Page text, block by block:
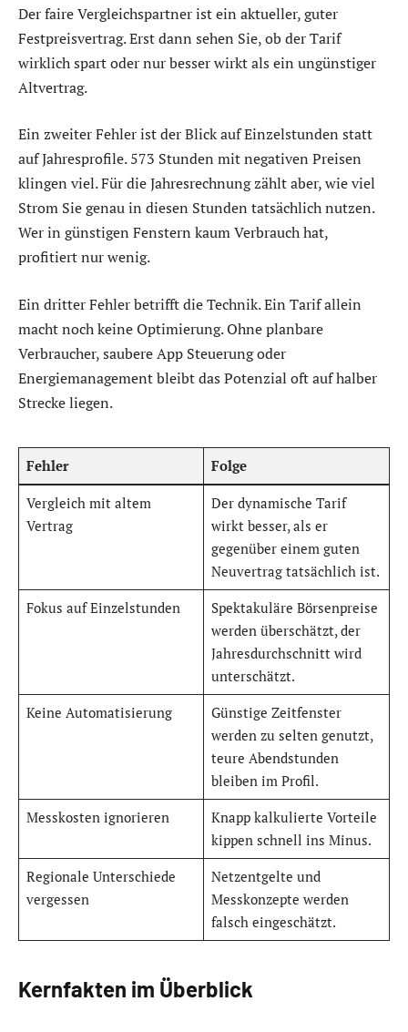
Der faire Vergleichspartner ist ein aktueller, guter
Festpreisvertrag. Erst dann sehen Sie, ob der Tarif
wirklich spart oder nur besser wirkt als ein ungünstiger
Altvertrag.
Ein zweiter Fehler ist der Blick auf Einzelstunden statt
auf Jahresprofile. 573 Stunden mit negativen Preisen
klingen viel. Für die Jahresrechnung zählt aber, wie viel
Strom Sie genau in diesen Stunden tatsächlich nutzen.
Wer in günstigen Fenstern kaum Verbrauch hat,
profitiert nur wenig.
Ein dritter Fehler betrifft die Technik. Ein Tarif allein
macht noch keine Optimierung. Ohne planbare
Verbraucher, saubere App Steuerung oder
Energiemanagement bleibt das Potenzial oft auf halber
Strecke liegen.
Fehler Folge
Vergleich mit altem
Vertrag
Der dynamische Tarif
wirkt besser, als er
gegenüber einem guten
Neuvertrag tatsächlich ist.
Fokus auf Einzelstunden
Spektakuläre Börsenpreise
werden überschätzt, der
Jahresdurchschnitt wird
unterschätzt.
Keine Automatisierung
Günstige Zeitfenster
werden zu selten genutzt,
teure Abendstunden
bleiben im Profil.
Messkosten ignorieren
Knapp kalkulierte Vorteile
kippen schnell ins Minus.
Regionale Unterschiede
vergessen
Netzentgelte und
Messkonzepte werden
falsch eingeschätzt.
Kernfakten im Überblick